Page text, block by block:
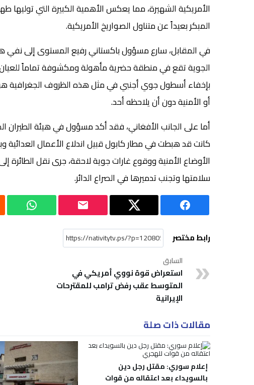
الأمريكية الشهيرة، مما يعكس الأهمية الكبيرة التي
المبكر بعيداً عن متناول الصواريخ الأمريكية.
في المقابل، سارع مسؤول باكستاني رفيع المستوى إلى نفي
الجوية تقع في منطقة حضرية مأهولة ومكشوفة تماماً
بإخفاء أسطول جوي أجنبي في مثل هذه الظروف الجغرافية
أو الأمنية دون أن يلاحظه أحد.
أما على الجانب الأفغاني، فقد أكد مسؤول في هيئة الطيران
كانت قد هبطت في مطار كابول قبيل اندلاع الأعمال العدائية
الأوضاع الأمنية ووقوع غارات جوية لاحقة، جرى نقل الطائرة
سلامتها وتجنب تدميرها في الصراع الدائر.
رابط مختصر
السابق
استعراض قوة نووي أمريكي في
المتوسط عقب رفض ترامب للمقترحات
الإيرانية
مقالات ذات صلة
إعلام سوري: مقتل رجل دين
بالسويداء بعد اعتقاله من قوات